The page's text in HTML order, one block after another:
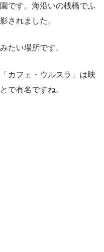
です。海沿いの桟橋でふ
されました。
たい場所です。
カフェ・ウルスラ」は映
で有名ですね。